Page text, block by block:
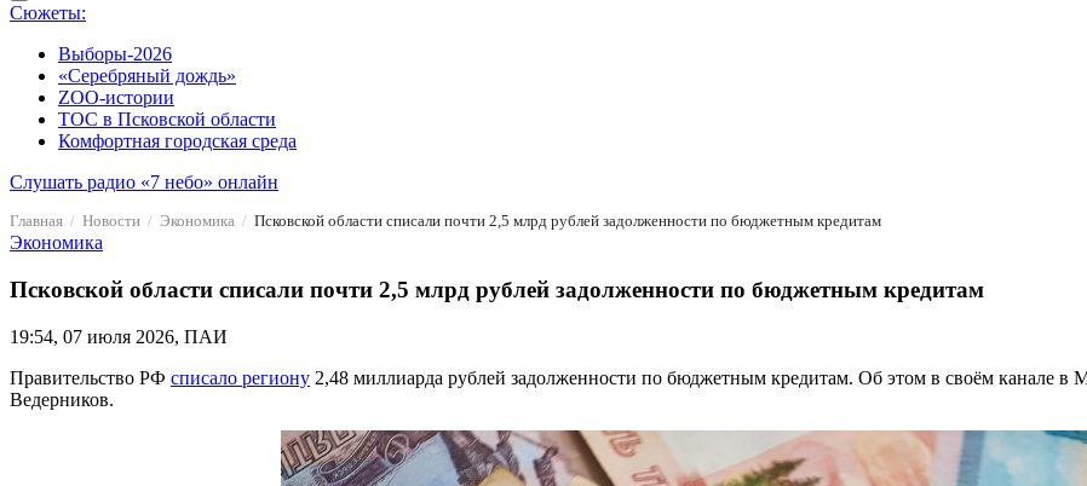
Сюжеты:
Выборы-2026
«Серебряный дождь»
ZOO-истории
ТОС в Псковской области
Комфортная городская среда
Слушать радио «7 небо» онлайн
Главная Новости Экономика Псковской области списали почти 2,5 млрд рублей задолженности по бюджетным кредитам
Экономика
Псковской области списали почти 2,5 млрд рублей задолженности по бюджетным кредитам
19:54, 07 июля 2026, ПАИ
Правительство РФ списало региону 2,48 миллиарда рублей задолженности по бюджетным кредитам. Об этом в своём канале
Ведерников.